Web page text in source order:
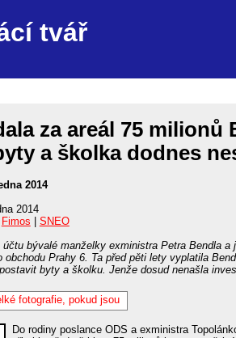
tvář
za areál 75 milionů
a školka dodnes
2014
2014
Fimos
SNEO
bývalé manželky exministra Petra Bendla
obchodu Prahy 6. Ta před pěti lety vyplatila
byty a školku. Jenže dosud nenašla
fotografie, pokud jsou
Do rodiny poslance ODS a exministra